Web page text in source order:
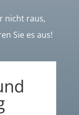
nicht raus,
Sie es aus!